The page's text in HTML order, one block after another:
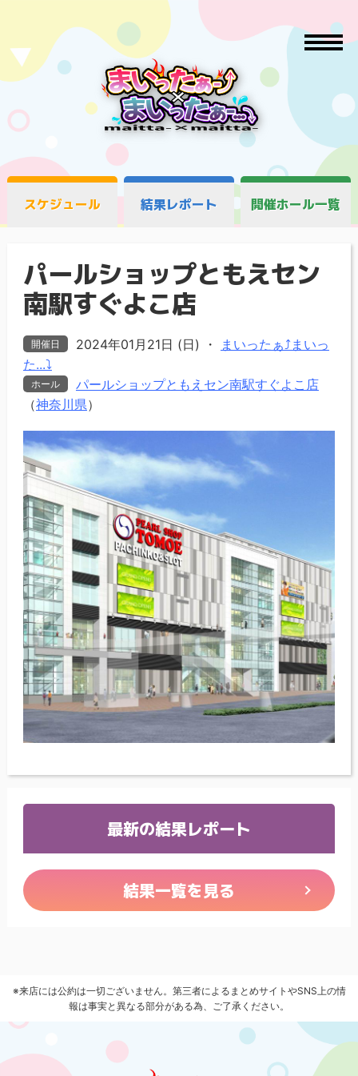
スケジュール 結果レポート 開催ホール一覧
パールショップともえセン
南駅すぐよこ店
開催日 2024年01月21日 (日) ・
まいったぁ⤴まいっ
た...⤵
ホール
パールショップともえセン南駅すぐよこ店
（神奈川県）
最新の結果レポート
結果一覧を見る
※来店には公約は一切ございません。第三者によるまとめサイトやSNS上の情
報は事実と異なる部分がある為、ご了承ください。